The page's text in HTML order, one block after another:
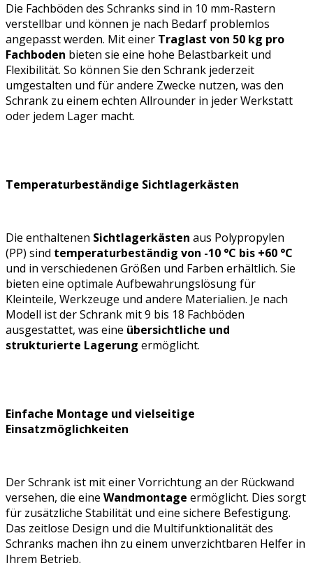
Die Fachböden des Schranks sind in 10 mm-Rastern
verstellbar und können je nach Bedarf problemlos
angepasst werden. Mit einer Traglast von 50 kg pro
Fachboden bieten sie eine hohe Belastbarkeit und
Flexibilität. So können Sie den Schrank jederzeit
umgestalten und für andere Zwecke nutzen, was den
Schrank zu einem echten Allrounder in jeder Werkstatt
oder jedem Lager macht.
Temperaturbeständige Sichtlagerkästen
Die enthaltenen Sichtlagerkästen aus Polypropylen
(PP) sind temperaturbeständig von -10 °C bis +60 °C
und in verschiedenen Größen und Farben erhältlich. Sie
bieten eine optimale Aufbewahrungslösung für
Kleinteile, Werkzeuge und andere Materialien. Je nach
Modell ist der Schrank mit 9 bis 18 Fachböden
ausgestattet, was eine übersichtliche und
strukturierte Lagerung ermöglicht.
Einfache Montage und vielseitige
Einsatzmöglichkeiten
Der Schrank ist mit einer Vorrichtung an der Rückwand
versehen, die eine Wandmontage ermöglicht. Dies sorgt
für zusätzliche Stabilität und eine sichere Befestigung.
Das zeitlose Design und die Multifunktionalität des
Schranks machen ihn zu einem unverzichtbaren Helfer in
Ihrem Betrieb.